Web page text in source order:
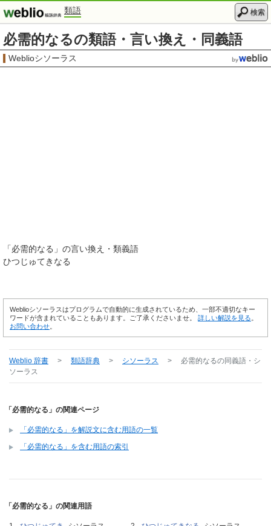
類語 検索
必需的なるの類語・言い換え・同義語
Weblioシソーラス
「必需的なる 」の言い換え・類義語
ひつじゅてきなる
Weblioシソーラスはプログラムで自動的に生成されているため、一部不適切なキー
ワードが含まれていることもあります。ご了承くださいませ。 詳しい解説を見る
お問い合わせ
Weblio 辞書 > 類語辞典 > シソーラス > 必需的なるの同義語・シ
ソーラス
「必需的なる」の関連ページ
「必需的なる」を解説文に含む用語の一覧
「必需的なる」を含む用語の索引
「必需的なる」の関連用語